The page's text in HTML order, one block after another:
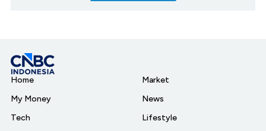
Home
My Money
Tech
Market
News
Lifestyle